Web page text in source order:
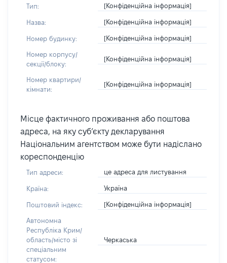
Тип: [Конфіденційна інформація]
Назва: [Конфіденційна інформація]
Номер будинку: [Конфіденційна інформація]
Номер корпусу/
секції/блоку:
[Конфіденційна інформація]
Номер квартири/
кімнати:
[Конфіденційна інформація]
Місце фактичного проживання або поштова
адреса, на яку суб’єкту декларування
Національним агентством може бути надіслано
кореспонденцію
Тип адреси: це адреса для листування
Країна: Україна
Поштовий індекс: [Конфіденційна інформація]
Автономна
Республіка Крим/
область/місто зі
спеціальним
статусом:
Черкаська